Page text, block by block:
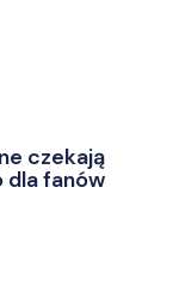
czekają
fanów